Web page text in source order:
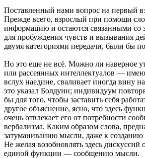
Поставленный нами вопрос на первый
Прежде всего, взрослый при помощи
информацию и остаются связанными со
для пробуждения чувств и вызывания
двумя категориями передачи, были бы
Но это еще не всё. Можно ли наверное
или рассеянных интеллектуалов —
вслух наедине, сваливает иногда вину
это указал Болдуин; индивидуум
бы для того, чтобы заставить себя
другое объяснение, ясно, что здесь
очень отвлекает его от потребности
вербализма. Каким образом слова,
затуманиванию мысли, даже к созданию
Не желая возобновлять здесь
единой функции — сообщению мысли.